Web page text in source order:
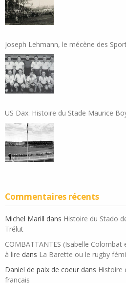
Joseph Lehmann, le mécène des
US Dax: Histoire du Stade Maurice
Commentaires récents
Michel Marill dans Histoire du Stado
Trélut
COMBATTANTES (Isabelle
à lire dans La Barette ou le rugby
Daniel de paix de coeur dans Histoire
français